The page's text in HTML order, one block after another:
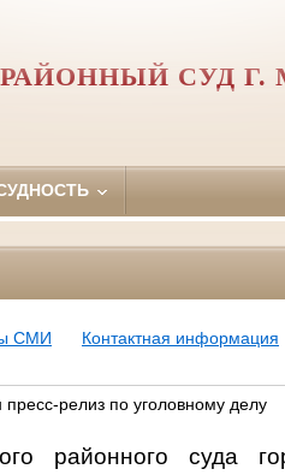
СУД Г.
СМИ Контактная информация
релиз по уголовному делу
районного суда